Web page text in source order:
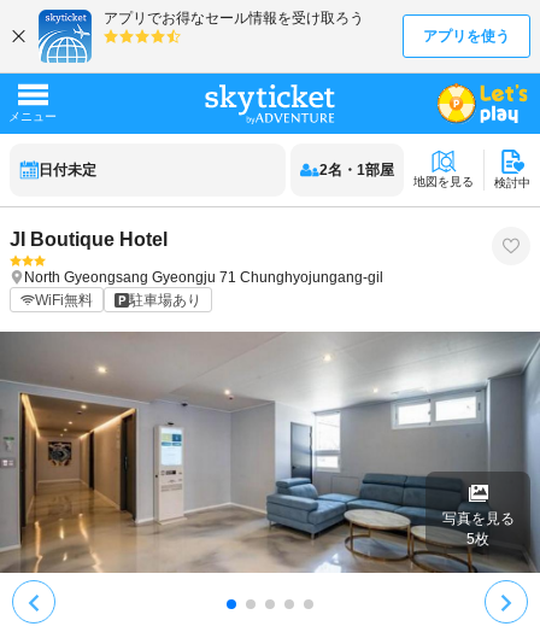
日付未定 2名 ・ 1部屋
地図を見る 検討中
JI Boutique Hotel
North Gyeongsang Gyeongju 71 Chunghyojungang-gil
WiFi無料
駐車場あり
写真を見る
5枚